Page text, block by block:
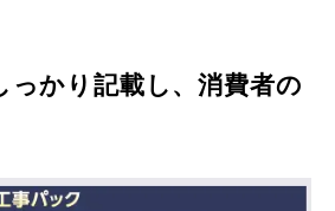
っかり記載し、消費者の